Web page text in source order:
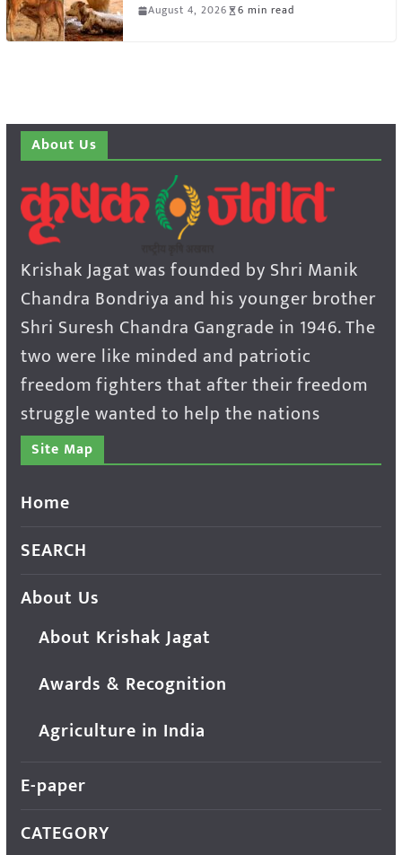
August 4, 2026 6 min read
About Us
Krishak Jagat was founded by Shri Manik
Chandra Bondriya and his younger brother
Shri Suresh Chandra Gangrade in 1946. The
two were like minded and patriotic
freedom fighters that after their freedom
struggle wanted to help the nations
Site Map
Home
SEARCH
About Us
About Krishak Jagat
Awards & Recognition
Agriculture in India
E-paper
CATEGORY